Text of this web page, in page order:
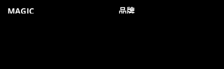
MAGIC
品牌